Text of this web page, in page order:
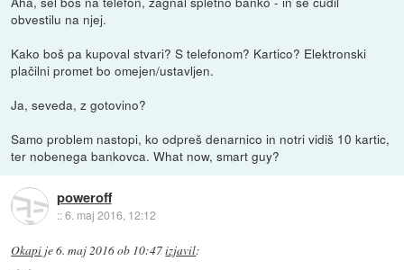
obvestilu na njej.
Kako boš pa kupoval stvari? S telefonom? Kartico? Elektronski
plačilni promet bo omejen/ustavljen.
Ja, seveda, z gotovino?
Samo problem nastopi, ko odpreš denarnico in notri vidiš 10 kartic,
ter nobenega bankovca. What now, smart guy?
poweroff
::6. maj 2016, 12:12
Okapi je6. maj 2016 ob 10:47izjavil: